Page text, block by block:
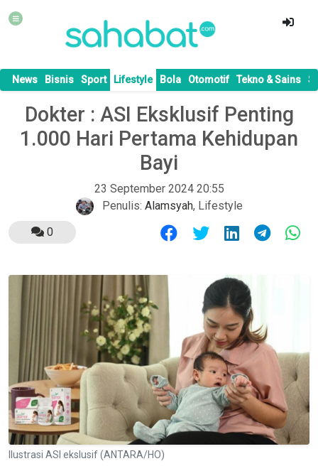
News Bisnis Sport Lifestyle Bola Otomotif Tekno & Sains
Dokter : ASI Eksklusif Penting
1.000 Hari Pertama Kehidupan
Bayi
23 September 2024 20:55
Penulis: Alamsyah, Lifestyle
0
Ilustrasi ASI ekslusif (ANTARA/HO)